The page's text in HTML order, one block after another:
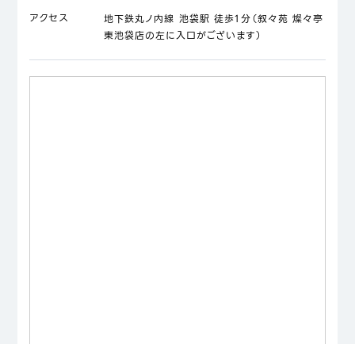
アクセス
地下鉄丸ノ内線 池袋駅 徒歩1分（叙々苑 燦々亭
東池袋店の左に入口がございます）